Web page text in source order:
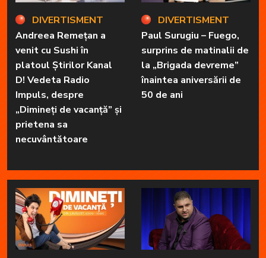
DIVERTISMENT
Andreea Remețan a
venit cu Sushi în
platoul Știrilor Kanal
D! Vedeta Radio
Impuls, despre
„Dimineți de vacanță” și
prietena sa
necuvântătoare
DIVERTISMENT
Paul Surugiu – Fuego,
surprins de matinalii de
la „Brigada devreme”
înaintea aniversării de
50 de ani